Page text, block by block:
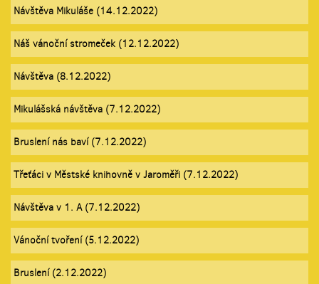
Návštěva Mikuláše (14.12.2022)
Náš vánoční stromeček (12.12.2022)
Návštěva (8.12.2022)
Mikulášská návštěva (7.12.2022)
Bruslení nás baví (7.12.2022)
Třeťáci v Městské knihovně v Jaroměři (7.12.2022)
Návštěva v 1. A (7.12.2022)
Vánoční tvoření (5.12.2022)
Bruslení (2.12.2022)